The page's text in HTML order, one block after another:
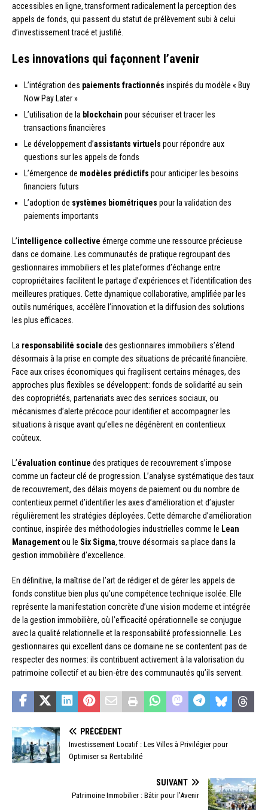
accessibles en ligne, transforment radicalement la perception des
appels de fonds, qui passent du statut de prélèvement subi à celui
d’investissement tracé et justifié.
Les innovations qui façonnent l’avenir
L’intégration des paiements fractionnés inspirés du modèle « Buy
Now Pay Later »
L’utilisation de la blockchain pour sécuriser et tracer les
transactions financières
Le développement d’assistants virtuels pour répondre aux
questions sur les appels de fonds
L’émergence de modèles prédictifs pour anticiper les besoins
financiers futurs
L’adoption de systèmes biométriques pour la validation des
paiements importants
L’intelligence collective émerge comme une ressource précieuse
dans ce domaine. Les communautés de pratique regroupant des
gestionnaires immobiliers et les plateformes d’échange entre
copropriétaires facilitent le partage d’expériences et l’identification des
meilleures pratiques. Cette dynamique collaborative, amplifiée par les
outils numériques, accélère l’innovation et la diffusion des solutions
les plus efficaces.
La responsabilité sociale des gestionnaires immobiliers s’étend
désormais à la prise en compte des situations de précarité financière.
Face aux crises économiques qui fragilisent certains ménages, des
approches plus flexibles se développent: fonds de solidarité au sein
des copropriétés, partenariats avec des services sociaux, ou
mécanismes d’alerte précoce pour identifier et accompagner les
situations à risque avant qu’elles ne dégénèrent en contentieux
coûteux.
L’évaluation continue des pratiques de recouvrement s’impose
comme un facteur clé de progression. L’analyse systématique des taux
de recouvrement, des délais moyens de paiement ou du nombre de
contentieux permet d’identifier les axes d’amélioration et d’ajuster
régulièrement les stratégies déployées. Cette démarche d’amélioration
continue, inspirée des méthodologies industrielles comme le Lean
Managementou le Six Sigma, trouve désormais sa place dans la
gestion immobilière d’excellence.
En définitive, la maîtrise de l’art de rédiger et de gérer les appels de
fonds constitue bien plus qu’une compétence technique isolée. Elle
représente la manifestation concrète d’une vision moderne et intégrée
de la gestion immobilière, où l’efficacité opérationnelle se conjugue
avec la qualité relationnelle et la responsabilité professionnelle. Les
gestionnaires qui excellent dans ce domaine ne se contentent pas de
respecter des normes: ils contribuent activement à la valorisation du
patrimoine collectif et au bien-être des communautés qu’ils servent.
PRÉCÉDENT
Investissement Locatif : Les Villes à Privilégier pour
Optimiser sa Rentabilité
SUIVANT
Patrimoine Immobilier : Bâtir pour l’Avenir